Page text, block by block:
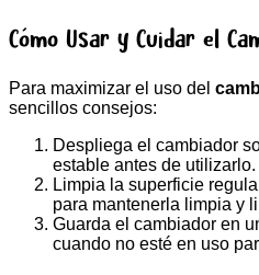
Cómo Usar y Cuidar el
Para maximizar el uso del
sencillos consejos:
Despliega el cambiador
estable antes de utilizarlo.
Limpia la superficie
para mantenerla limpia y
Guarda el cambiador en
cuando no esté en uso